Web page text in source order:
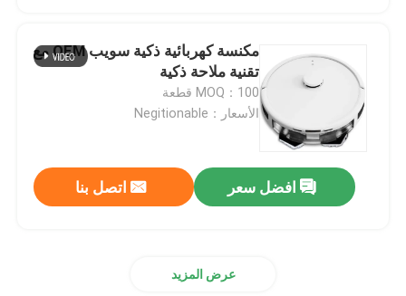
منظف ​​نوافذ الروبوت
مكنسة كهربائية ذكية سويب OEM مع
تقنية ملاحة ذكية
MOQ：100 قطعة
الأسعار：Negitionable
افضل سعر اتصل بنا
عرض المزيد